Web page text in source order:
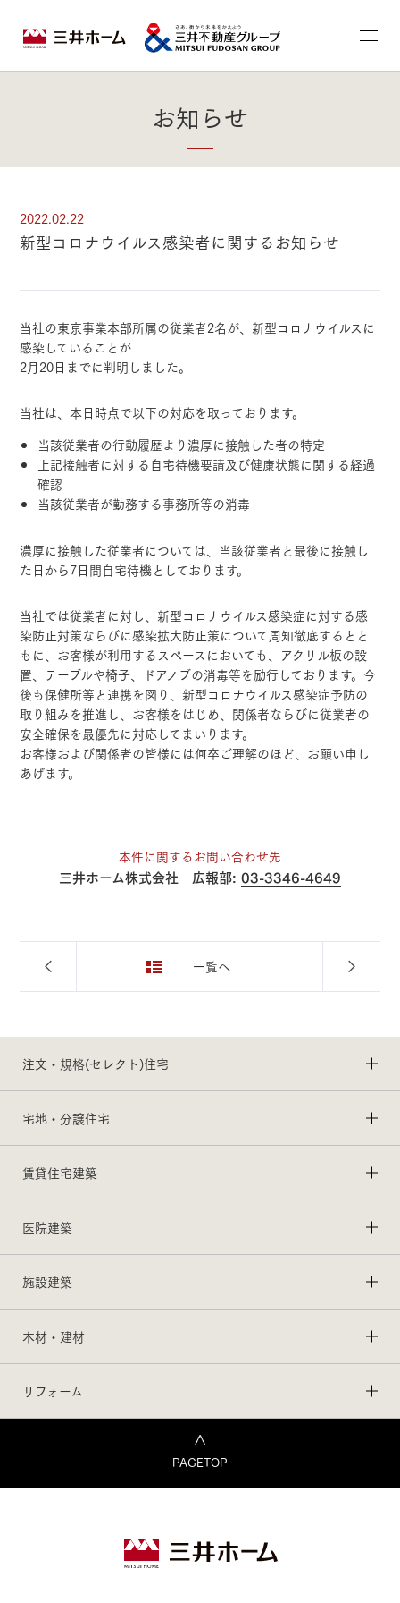
お知らせ
2022.02.22
新型コロナウイルス感染者に関するお知らせ
当社の東京事業本部所属の従業者2名が、新型コロナウイルスに
感染していることが
2月20日までに判明しました。
当社は、本日時点で以下の対応を取っております。
当該従業者の行動履歴より濃厚に接触した者の特定
上記接触者に対する自宅待機要請及び健康状態に関する経過
確認
当該従業者が勤務する事務所等の消毒
濃厚に接触した従業者については、当該従業者と最後に接触し
た日から7日間自宅待機としております。
当社では従業者に対し、新型コロナウイルス感染症に対する感
染防止対策ならびに感染拡大防止策について周知徹底するとと
もに、お客様が利用するスペースにおいても、アクリル板の設
置、テーブルや椅子、ドアノブの消毒等を励行しております。今
後も保健所等と連携を図り、新型コロナウイルス感染症予防の
取り組みを推進し、お客様をはじめ、関係者ならびに従業者の
安全確保を最優先に対応してまいります。
お客様および関係者の皆様には何卒ご理解のほど、お願い申し
あげます。
本件に関するお問い合わせ先
三井ホーム株式会社 広報部: 03-3346-4649
一覧へ
注文・規格(セレクト)住宅
宅地・分譲住宅
賃貸住宅建築
医院建築
施設建築
木材・建材
リフォーム
PAGETOP